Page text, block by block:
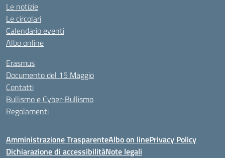
Le notizie
Le circolari
Calendario eventi
Albo online
Erasmus
Documento del 15 Maggio
Contatti
Bullismo e Cyber-Bullismo
Regolamenti
Amministrazione TrasparenteAlbo on linePrivacy Policy
Dichiarazione di accessibilitàNote legali